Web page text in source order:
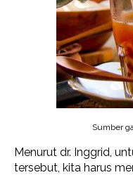
Sumber
Menurut dr. Inggrid,
tersebut, kita harus